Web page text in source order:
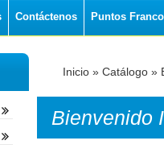
Contáctenos Puntos Franco
Inicio » Catálogo »
Bienvenido